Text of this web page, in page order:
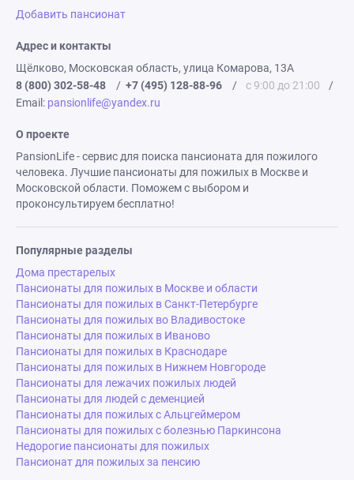
Добавить пансионат
Адрес и контакты
Щёлково, Московская область, улица Комарова, 13А
8 (800) 302-58-48
/ +7 (495) 128-88-96 / с 9:00 до 21:00
/
Email: pansionlife@yandex.ru
О проекте
PansionLife - сервис для поиска пансионата для пожилого
человека. Лучшие пансионаты для пожилых в Москве и
Московской области. Поможем с выбором и
проконсультируем бесплатно!
Популярные разделы
Дома престарелых
Пансионаты для пожилых в Москве и области
Пансионаты для пожилых в Санкт-Петербурге
Пансионаты для пожилых во Владивостоке
Пансионаты для пожилых в Иваново
Пансионаты для пожилых в Краснодаре
Пансионаты для пожилых в Нижнем Новгороде
Пансионаты для лежачих пожилых людей
Пансионаты для людей с деменцией
Пансионаты для пожилых с Альцгеймером
Пансионаты для пожилых с болезнью Паркинсона
Недорогие пансионаты для пожилых
Пансионат для пожилых за пенсию